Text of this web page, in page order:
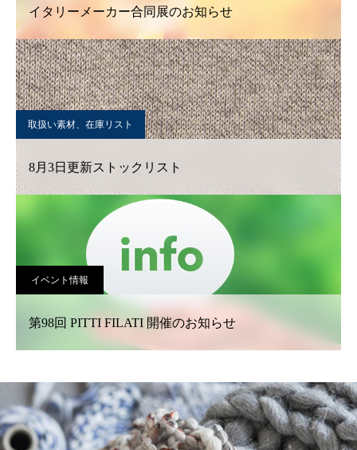
イタリーメーカー合同展のお知らせ
取扱い素材、在庫リスト
8月3日更新ストックリスト
イベント情報
第98回 PITTI FILATI 開催のお知らせ